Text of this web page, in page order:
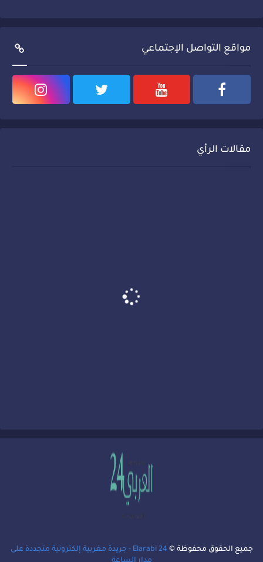
مواقع التواصل الإجتماعي
مقالات الرأي
جميع الحقوق محفوظة ©
Elarabi 24 - جريدة مغربية إلكترونية متجددة على